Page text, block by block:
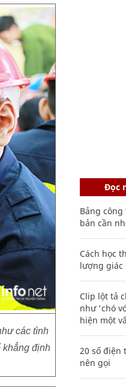
các tình
khẳng định
Đọc
Bảng
bản cần
Cách học
lượng
Clip lột tả
như 'chó
hiện một
20 số điện
nên gọi